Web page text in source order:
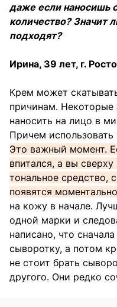
даже если наносишь
количество? Значит
подходят?
Ирина, 39 лет, г.
Крем может
причинам.
наносить на лицо в
Причем
Это важный момент.
впитался, а вы
тональное средство,
появятся
на кожу в начале.
одной марки и
написано, что
сыворотку, а потом
не стоит брать
другого. Они редко